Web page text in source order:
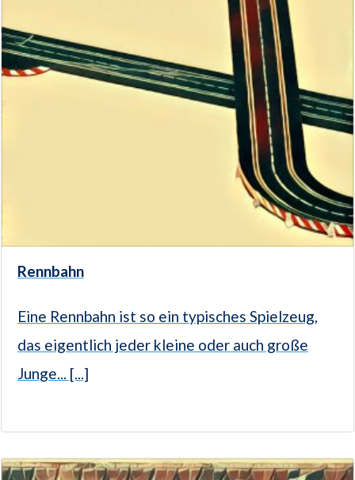
Rennbahn
Eine Rennbahn ist so ein typisches Spielzeug,
das eigentlich jeder kleine oder auch große
Junge... [...]